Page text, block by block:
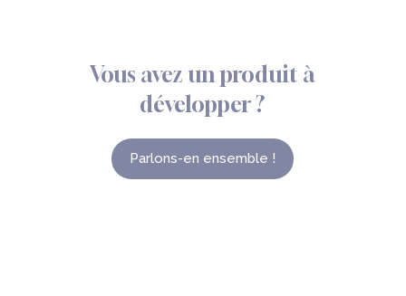
Vous avez un produit à
développer?
Parlons-en ensemble !